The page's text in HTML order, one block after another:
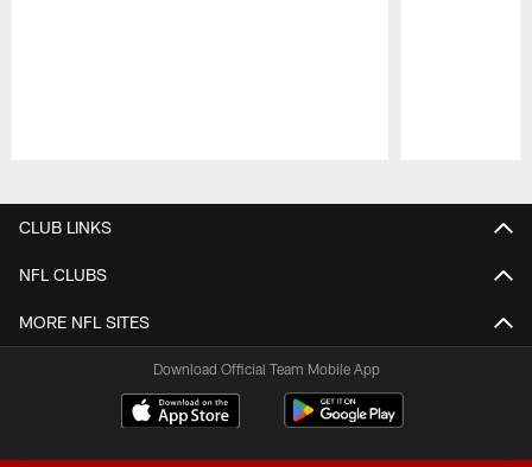
CLUB LINKS
NFL CLUBS
MORE NFL SITES
Download Official Team Mobile App